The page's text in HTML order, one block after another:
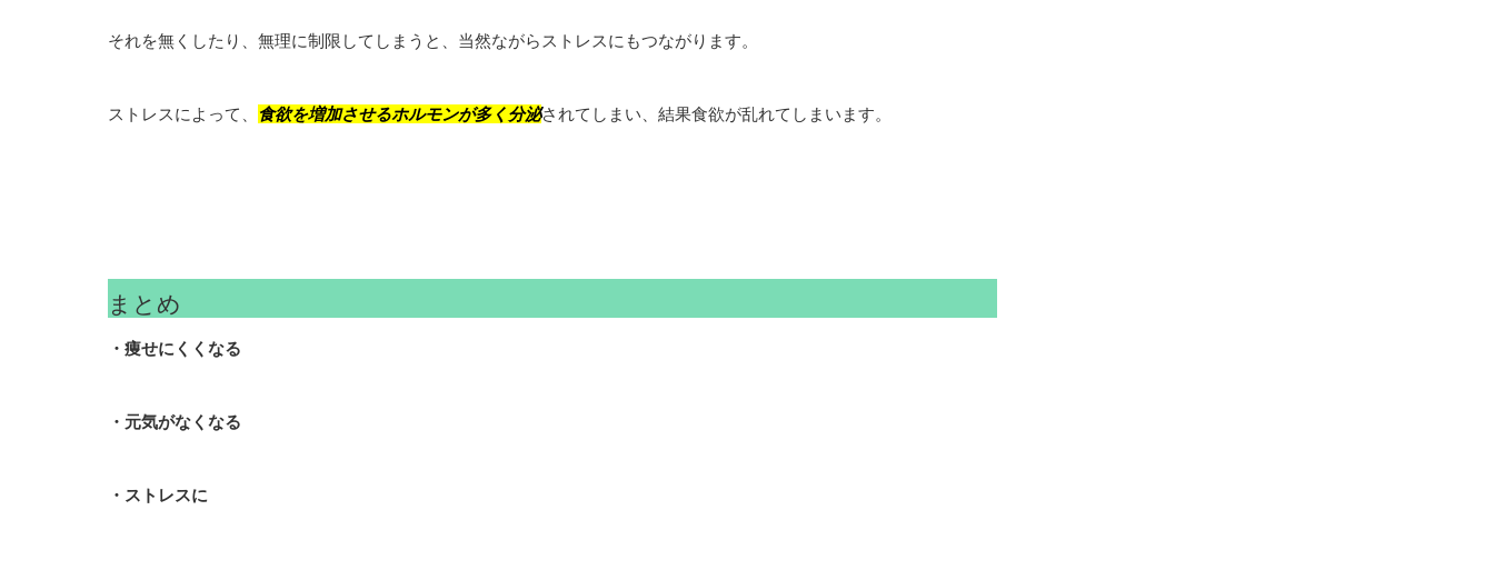
それを無くしたり、無理に制限してしまうと、当然ながらストレスにもつながります。
ストレスによって、 食欲を増加させるホルモンが多く分泌されてしまい、結果食欲が乱れてしまいます。
まとめ
・痩せにくくなる
・元気がなくなる
・ストレスに